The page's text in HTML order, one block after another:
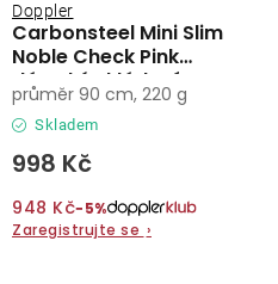
Carbonsteel Mini Slim
Noble Check Pink
dámský skládací
deštník
Doppler
Skladem
998 Kč
948 Kč−5%
Zaregistrujte se ›
průměr 90 cm, 220 g